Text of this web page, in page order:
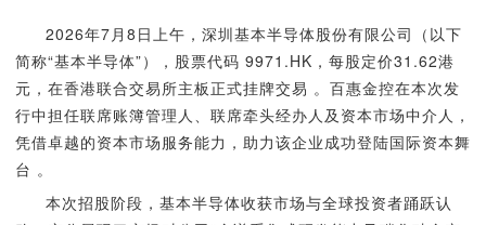
2026年7月8日上午，深圳基本半导体股份有限公司（以下
简称“基本半导体”），股票代码 9971.HK，每股定价31.62港
元，在香港联合交易所主板正式挂牌交易 。百惠金控在本次发
行中担任联席账簿管理人、联席牵头经办人及资本市场中介人，
凭借卓越的资本市场服务能力，助力该企业成功登陆国际资本舞
台 。
本次招股阶段，基本半导体收获市场与全球投资者踊跃认